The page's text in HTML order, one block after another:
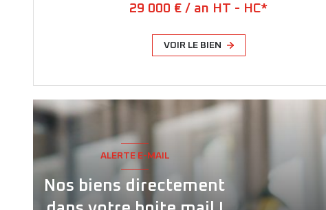
29 000 € / an HT - HC*
VOIR LE BIEN
ALERTE E-MAIL
Nos biens directement